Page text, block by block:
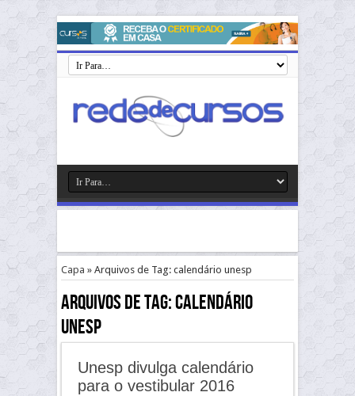
Capa » Arquivos de Tag: calendário unesp
Arquivos de Tag:calendário
unesp
Unesp divulga calendário
para o vestibular 2016